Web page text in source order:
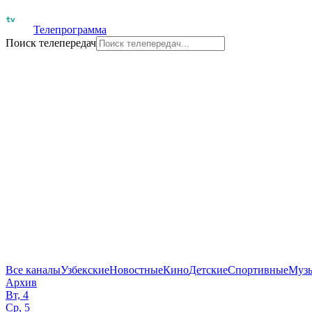
Телепрограмма
Поиск телепередач
Все каналыУзбекскиеНовостныеКиноДетскиеСпортивные
Архив
Вт, 4
Ср, 5